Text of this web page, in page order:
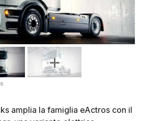
amplia la famiglia eActros con il